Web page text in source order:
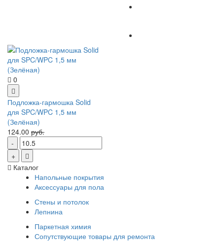
0
Подложка-гармошка Solid
для SPC/WPC 1,5 мм
(Зелёная)
124.00 руб.
Каталог
Напольные покрытия
Аксессуары для пола
Стены и потолок
Лепнина
Паркетная химия
Сопутствующие товары для ремонта